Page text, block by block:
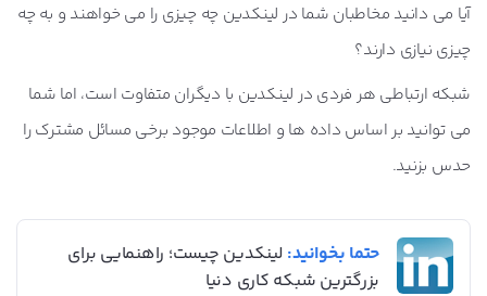
آیا می دانید مخاطبان شما در لینکدین چه چیزی را می خواهند و به چه
چیزی نیازی دارند؟
شبکه ارتباطی هر فردی در لینکدین با دیگران متفاوت است، اما شما
می توانید بر اساس داده ها و اطلاعات موجود برخی مسائل مشترک را
حدس بزنید.
حتما بخوانید: لینکدین چیست؛ راهنمایی برای
بزرگترین شبکه کاری دنیا